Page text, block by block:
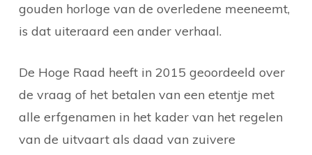
gouden horloge van de overledene meeneemt,
is dat uiteraard een ander verhaal.
De Hoge Raad heeft in 2015 geoordeeld over
de vraag of het betalen van een etentje met
alle erfgenamen in het kader van het regelen
van de uitvaart als daad van zuivere